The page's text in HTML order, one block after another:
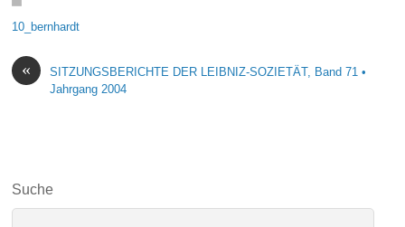
10_bernhardt
«
SITZUNGSBERICHTE DER LEIBNIZ-SOZIETÄT, Band 71 •
Jahrgang 2004
Suche